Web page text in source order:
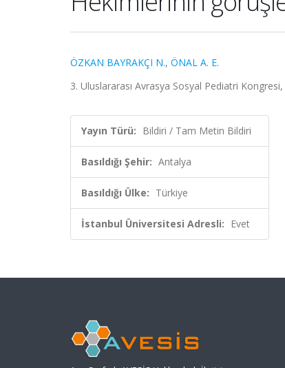
ÖZKAN BAYRAKÇI N., ÖNAL A. E.
3. Uluslararası Avrasya Sosyal Pediatri
Yayın Türü: Bildiri / Tam Metin Bildiri
Basıldığı Şehir: Antalya
Basıldığı Ülke: Türkiye
İstanbul Üniversitesi Adresli: Evet